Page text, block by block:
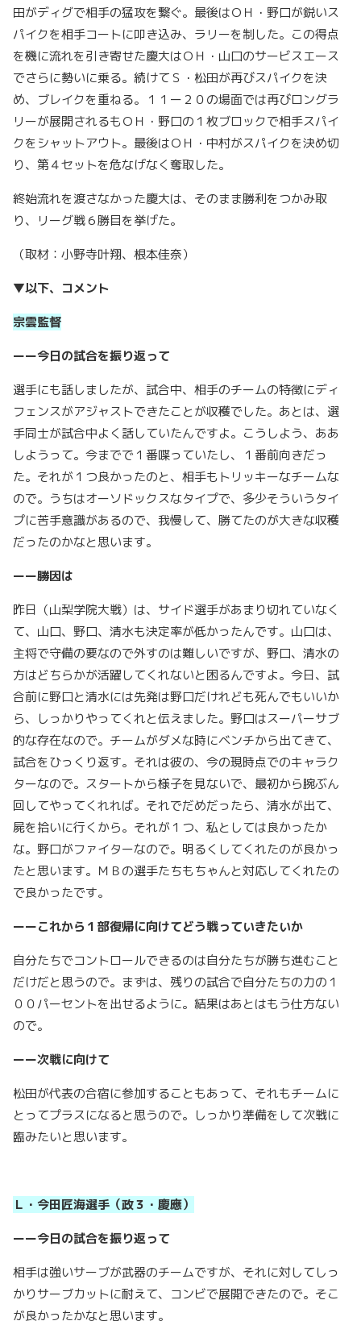
田がディグで相手の猛攻を繋ぐ。最後はＯＨ・野口が鋭いス
パイクを相手コートに叩き込み、ラリーを制した。この得点
を機に流れを引き寄せた慶大はＯＨ・山口のサービスエース
でさらに勢いに乗る。続けてＳ・松田が再びスパイクを決
め、ブレイクを重ねる。１１ー２０の場面では再びロングラ
リーが展開されるもＯＨ・野口の１枚ブロックで相手スパイ
クをシャットアウト。最後はＯＨ・中村がスパイクを決め切
り、第４セットを危なげなく奪取した。
終始流れを渡さなかった慶大は、そのまま勝利をつかみ取
り、リーグ戦６勝目を挙げた。
（取材：小野寺叶翔、根本佳奈）
▼以下、コメント
宗雲監督
ーー今日の試合を振り返って
選手にも話しましたが、試合中、相手のチームの特徴にディ
フェンスがアジャストできたことが収穫でした。あとは、選
手同士が試合中よく話していたんですよ。こうしよう、ああ
しようって。今までで１番喋っていたし、１番前向きだっ
た。それが１つ良かったのと、相手もトリッキーなチームな
ので。うちはオーソドックスなタイプで、多少そういうタイ
プに苦手意識があるので、我慢して、勝てたのが大きな収穫
だったのかなと思います。
ーー勝因は
昨日（山梨学院大戦）は、サイド選手があまり切れていなく
て、山口、野口、清水も決定率が低かったんです。山口は、
主将で守備の要なので外すのは難しいですが、野口、清水の
方はどちらかが活躍してくれないと困るんですよ。今日、試
合前に野口と清水には先発は野口だけれども死んでもいいか
ら、しっかりやってくれと伝えました。野口はスーパーサブ
的な存在なので。チームがダメな時にベンチから出てきて、
試合をひっくり返す。それは彼の、今の現時点でのキャラク
ターなので。スタートから様子を見ないで、最初から腕ぶん
回してやってくれれば。それでだめだったら、清水が出て、
屍を拾いに行くから。それが１つ、私としては良かったか
な。野口がファイターなので。明るくしてくれたのが良かっ
たと思います。ＭＢの選手たちもちゃんと対応してくれたの
で良かったです。
ーーこれから１部復帰に向けてどう戦っていきたいか
自分たちでコントロールできるのは自分たちが勝ち進むこと
だけだと思うので。まずは、残りの試合で自分たちの力の１
００パーセントを出せるように。結果はあとはもう仕方ない
ので。
ーー次戦に向けて
松田が代表の合宿に参加することもあって、それもチームに
とってプラスになると思うので。しっかり準備をして次戦に
臨みたいと思います。
Ｌ・今田匠海選手（政３・慶應）
ーー今日の試合を振り返って
相手は強いサーブが武器のチームですが、それに対してしっ
かりサーブカットに耐えて、コンビで展開できたので。そこ
が良かったかなと思います。